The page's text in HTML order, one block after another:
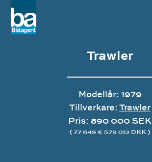
Trawler
Modellår: 1979
Tillverkare:Trawler
Pris: 890 000 SEK
( 77 649 € 579 013 DKK )